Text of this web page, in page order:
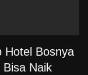
Hotel Bosnya
Bisa Naik